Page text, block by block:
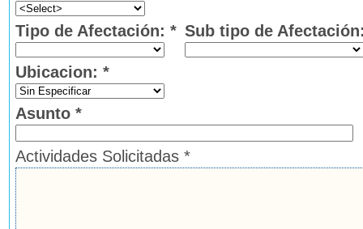
Tipo de Afectación: * Sub tipo de
Ubicacion: *
Asunto *
Actividades Solicitadas *